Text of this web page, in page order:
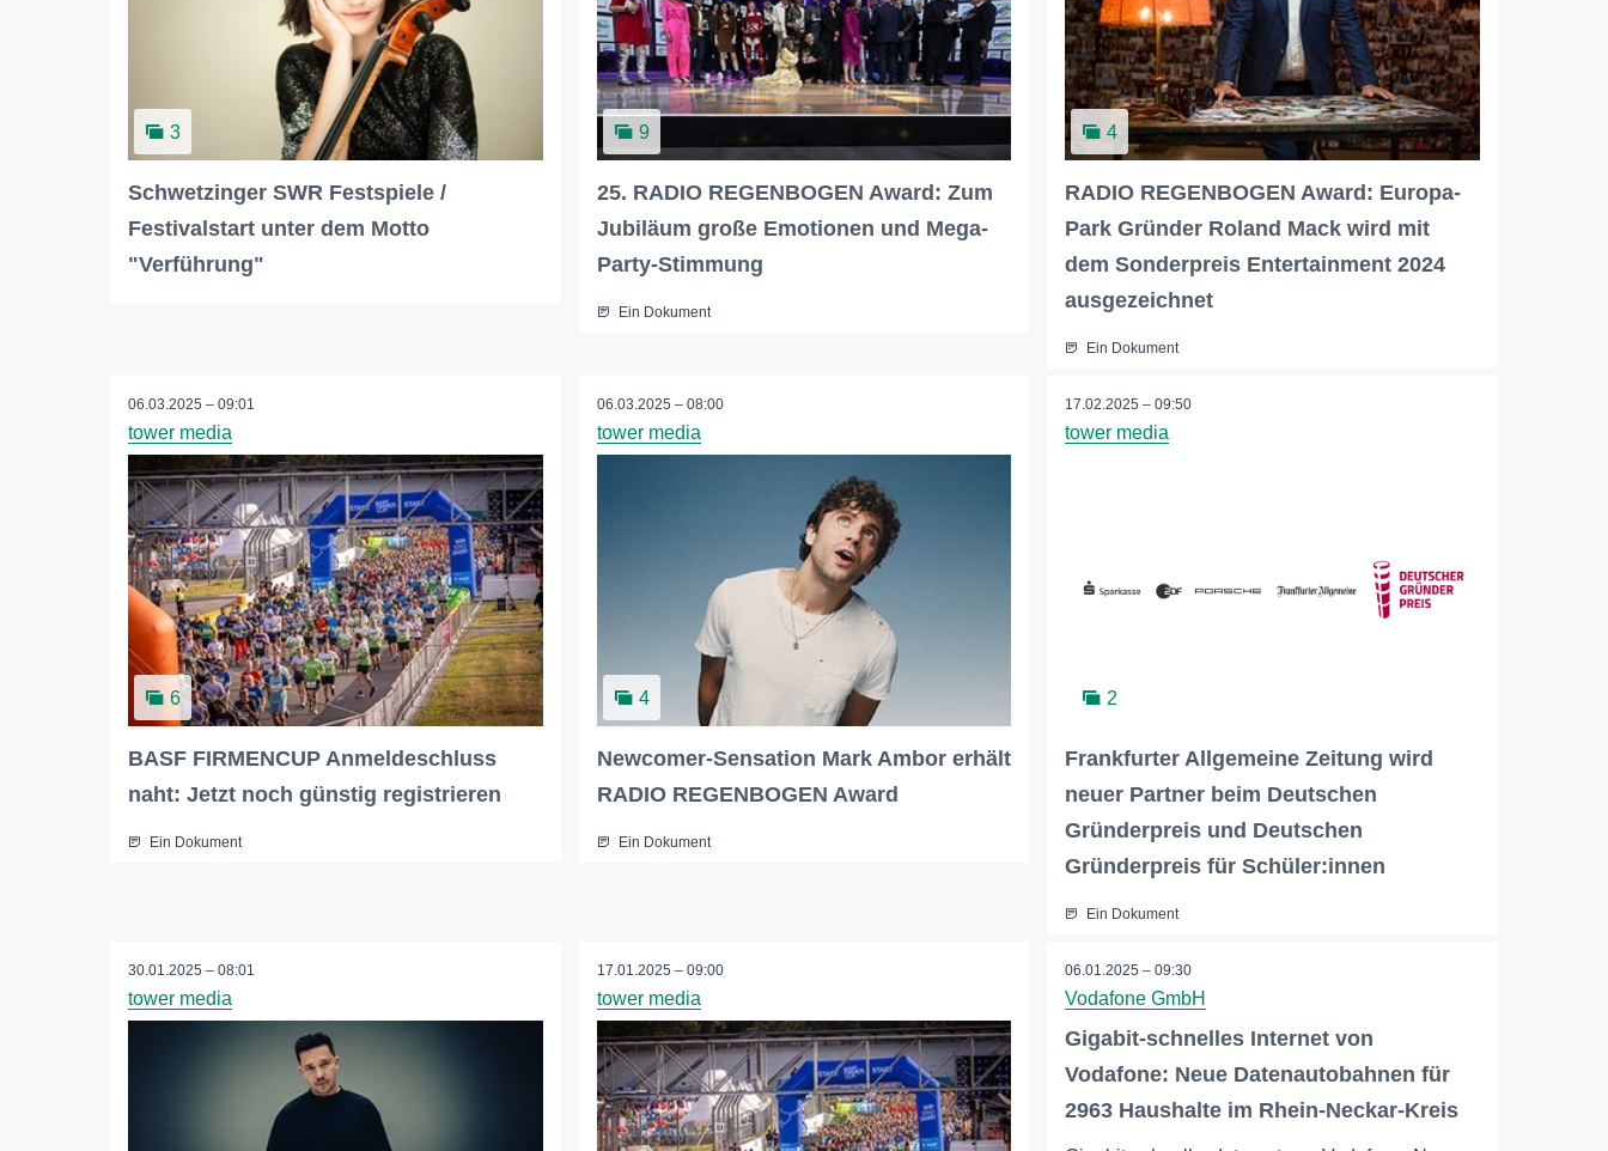
3
Schwetzinger SWR Festspiele /
Festivalstart unter dem Motto
"Verführung"
9
25. RADIO REGENBOGEN Award: Zum
Jubiläum große Emotionen und Mega-
Party-Stimmung
Ein Dokument
4
RADIO REGENBOGEN Award: Europa-
Park Gründer Roland Mack wird mit
dem Sonderpreis Entertainment 2024
ausgezeichnet
Ein Dokument
06.03.2025 – 09:01
tower media
6
BASF FIRMENCUP Anmeldeschluss
naht: Jetzt noch günstig registrieren
Ein Dokument
06.03.2025 – 08:00
tower media
4
Newcomer-Sensation Mark Ambor erhält
RADIO REGENBOGEN Award
Ein Dokument
17.02.2025 – 09:50
tower media
2
Frankfurter Allgemeine Zeitung wird
neuer Partner beim Deutschen
Gründerpreis und Deutschen
Gründerpreis für Schüler:innen
Ein Dokument
30.01.2025 – 08:01
tower media
17.01.2025 – 09:00
tower media
06.01.2025 – 09:30
Vodafone GmbH
Gigabit-schnelles Internet von
Vodafone: Neue Datenautobahnen für
2963 Haushalte im Rhein-Neckar-Kreis